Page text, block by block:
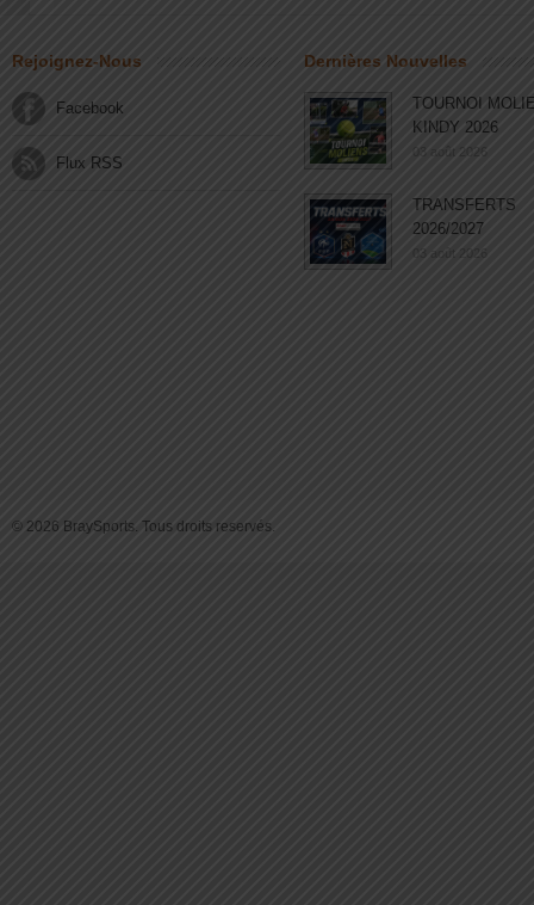
Rejoignez-Nous
Facebook
Flux RSS
Dernières Nouvelles
TOURNOI
KINDY 2026
03 août 2026
TRANSFERTS
2026/2027
03 août 2026
© 2026 BraySports. Tous droits reservés.